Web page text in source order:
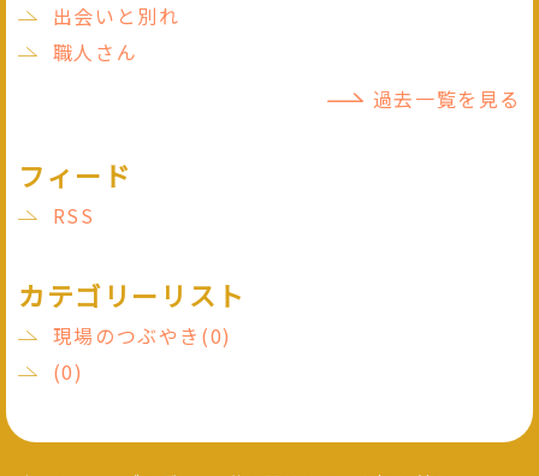
出会いと別れ
職人さん
過去一覧を見る
フィード
RSS
カテゴリーリスト
現場のつぶやき(0)
(0)